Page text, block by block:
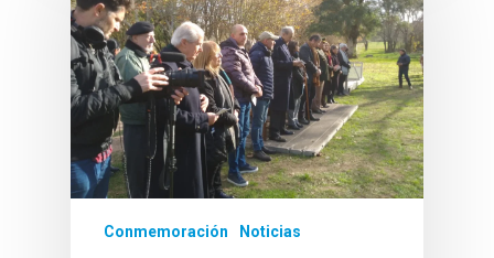
Conmemoración Noticias